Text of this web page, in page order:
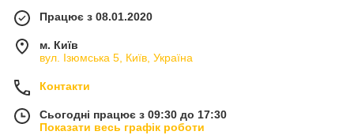
Працює з 08.01.2020
м. Київ
вул. Ізюмська 5, Київ, Україна
Контакти
Сьогодні працює з 09:30 до 17:30
Показати весь графік роботи